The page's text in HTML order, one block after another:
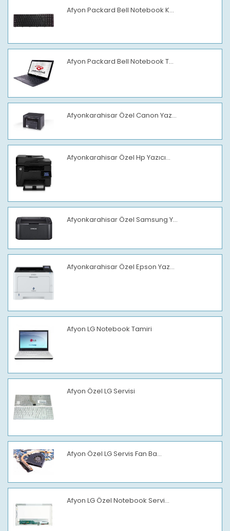
Afyon Packard Bell Notebook K...
Afyon Packard Bell Notebook T...
Afyonkarahisar Özel Canon Yaz...
Afyonkarahisar Özel Hp Yazıcı...
Afyonkarahisar Özel Samsung Y...
Afyonkarahisar Özel Epson Yaz...
Afyon LG Notebook Tamiri
Afyon Özel LG Servisi
Afyon Özel LG Servis Fan Ba...
Afyon LG Özel Notebook Servi...